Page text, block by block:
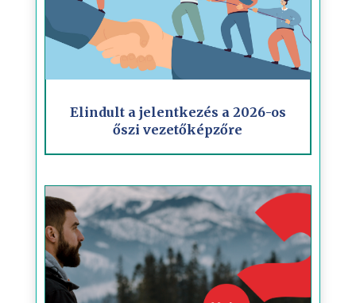
Elindult a jelentkezés a 2026-os
őszi vezetőképzőre